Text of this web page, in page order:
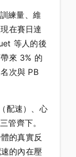
練量、維
在賽日達
等人的後
來 3% 的
次與 PB
配速）、心
管齊下。
的真實反
的內在壓